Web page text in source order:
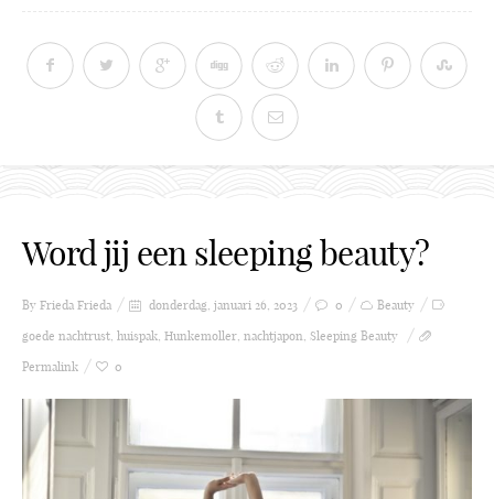
Word jij een sleeping beauty?
By Frieda Frieda donderdag, januari 26, 2023 0
Beauty
goede nachtrust, huispak, Hunkemoller, nachtjapon, Sleeping Beauty
Permalink
0